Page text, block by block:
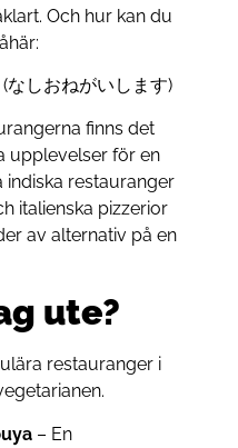
Och hur kan du
しおねがいします)
finns det
upplevelser för en
indiska restauranger
italienska pizzerior
av alternativ på en
ute?
restauranger i
– En